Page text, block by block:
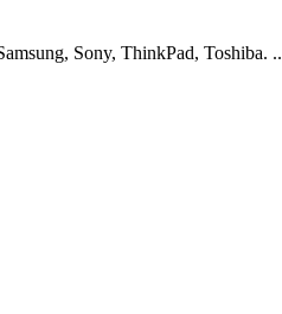
Sony, ThinkPad, Toshiba. ..